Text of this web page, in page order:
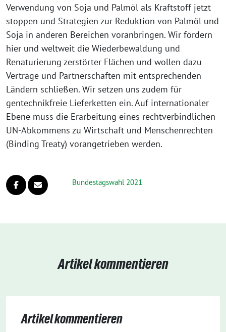
Verwendung von Soja und Palmöl als Kraftstoff jetzt
stoppen und Strategien zur Reduktion von Palmöl und
Soja in anderen Bereichen voranbringen. Wir fördern
hier und weltweit die Wiederbewaldung und
Renaturierung zerstörter Flächen und wollen dazu
Verträge und Partnerschaften mit entsprechenden
Ländern schließen. Wir setzen uns zudem für
gentechnikfreie Lieferketten ein. Auf internationaler
Ebene muss die Erarbeitung eines rechtverbindlichen
UN-Abkommens zu Wirtschaft und Menschenrechten
(Binding Treaty) vorangetrieben werden.
Bundestagswahl 2021
Artikel kommentieren
Artikel kommentieren